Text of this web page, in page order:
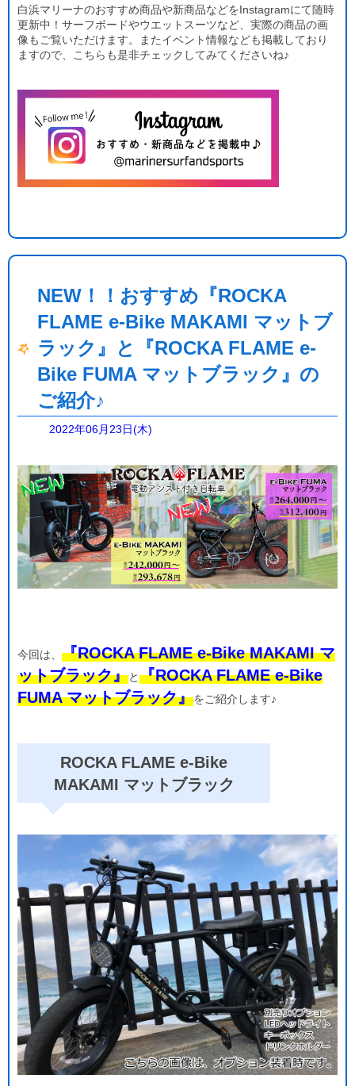
白浜マリーナのおすすめ商品や新商品などをInstagramにて随時
更新中！サーフボードやウエットスーツなど、実際の商品の画
像もご覧いただけます。またイベント情報なども掲載しており
ますので、こちらも是非チェックしてみてくださいね♪
NEW！！おすすめ『ROCKA
FLAME e-Bike MAKAMI マットブ
ラック』と『ROCKA FLAME e-
Bike FUMA マットブラック』の
ご紹介♪
2022年06月23日(木)
今回は、 『ROCKA FLAME e-Bike MAKAMI マ
ットブラック』と『ROCKA FLAME e-Bike
FUMA マットブラック』をご紹介します♪
ROCKA FLAME e-Bike
MAKAMI マットブラック